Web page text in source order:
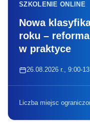
SZKOLENIE ONLINE
Nowa
roku –
w praktyce
26.08.2026 r., 9:00-
Liczba miejsc